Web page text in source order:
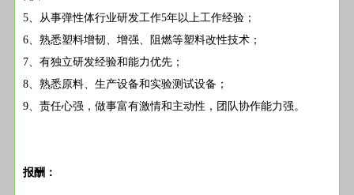
5、从事弹性体行业研发工作5年以上工作经验；
6、熟悉塑料增韧、增强、阻燃等塑料改性技术；
7、有独立研发经验和能力优先；
8、熟悉原料、生产设备和实验测试设备；
9、责任心强，做事富有激情和主动性，团队协作能力强。
报酬：